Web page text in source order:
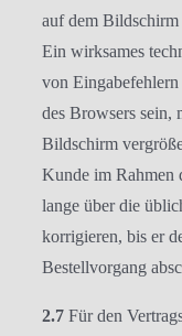
auf dem Bildschirm
Ein wirksames
von
des Browsers sein,
Bildschirm
Kunde im Rahmen
lange über die
korrigieren, bis er
Bestellvorgang
2.7 Für den